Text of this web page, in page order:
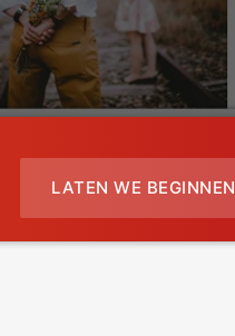
LATEN WE BEGINNEN